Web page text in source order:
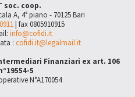
soc. coop.
A, 4° piano - 70125 Bari
| fax 0805910915
info@cofidi.it
: cofidi.it@legalmail.it
Finanziari ex art. 106
5
N°A170054